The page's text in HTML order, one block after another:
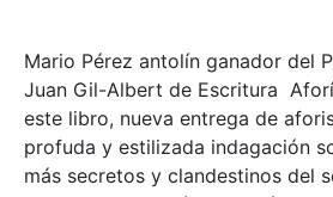
Mario Pérez antolín ganador del
Juan Gil-Albert de Escritura
este libro, nueva entrega de
profuda y estilizada indagación
más secretos y clandestinos del